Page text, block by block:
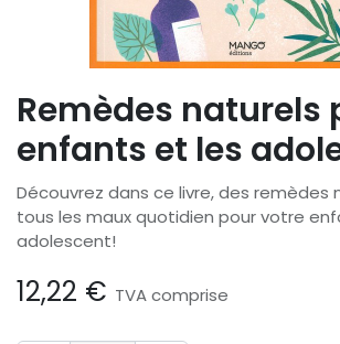
Remèdes naturels
enfants et les
Découvrez dans ce livre, des remèdes
tous les maux quotidien pour votre
adolescent!
12,22 € TVA comprise